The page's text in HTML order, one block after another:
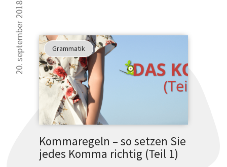
20. september 2018 Grammatik
Kommaregeln – so setzen Sie
jedes Komma richtig (Teil 1)
TIGU
NG
Was sind
Leemetas
Klicken und
prüfen!